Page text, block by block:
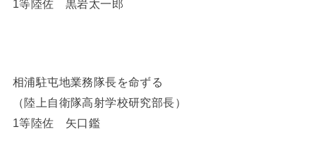
1等陸佐 黒岩太一郎
相浦駐屯地業務隊長を命ずる
（陸上自衛隊高射学校研究部長）
1等陸佐 矢口鑑